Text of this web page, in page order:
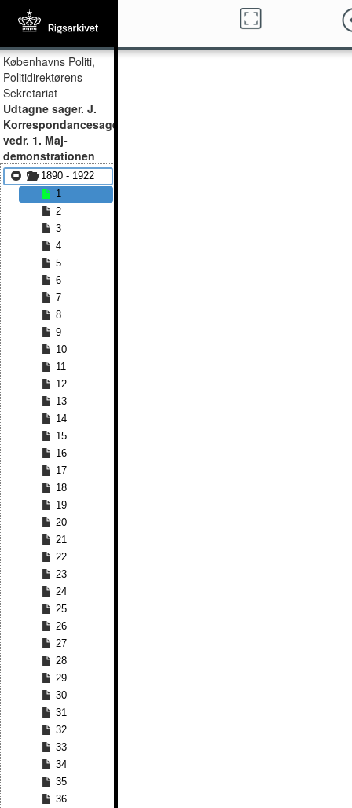
Københavns Politi,
Politidirektørens
Sekretariat
Udtagne sager. J.
Korrespondancesager
vedr. 1. Maj-
demonstrationen
1890 - 1922
1
2
3
4
5
6
7
8
9
10
11
12
13
14
15
16
17
18
19
20
21
22
23
24
25
26
27
28
29
30
31
32
33
34
35
36